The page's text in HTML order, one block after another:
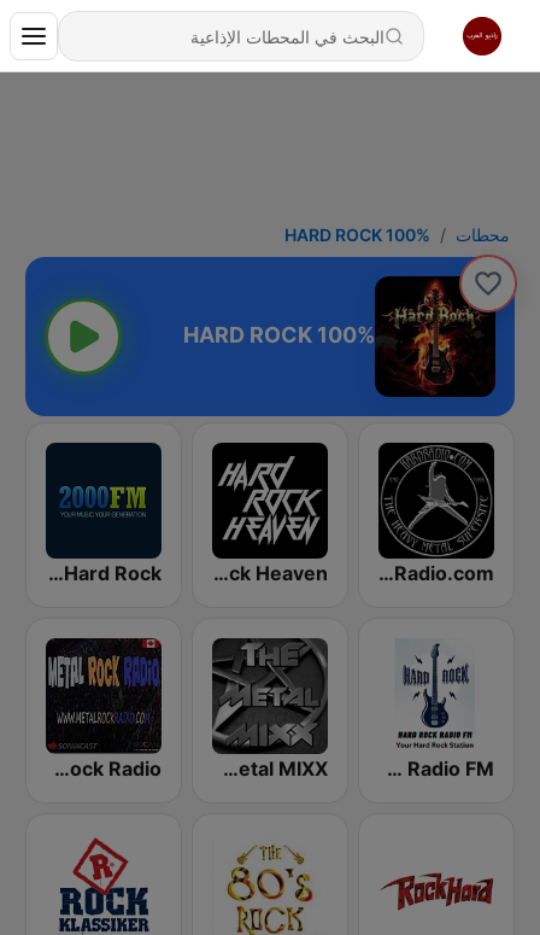
محطات 100% HARD ROCK
100% HARD ROCK
HardRadio.com
Hard Rock Heaven
2000FM - Hard Rock
Hard Rock Radio FM
The Metal MIXX
Metal Rock Radio